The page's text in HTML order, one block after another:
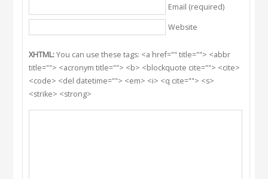
Email (required)
Website
XHTML:You can use these tags: <a href="" title=""> <abbr
title=""> <acronym title=""> <b> <blockquote cite=""> <cite>
<code> <del datetime=""> <em> <i> <q cite=""> <s>
<strike> <strong>